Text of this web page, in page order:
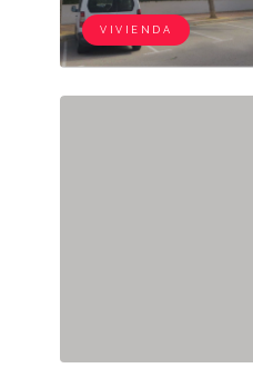
VIVIENDA